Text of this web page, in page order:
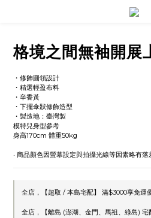
格境之間無袖開展
・修飾圓領設計
・精選輕盈布料
・辛香黃
・下擺傘狀修飾造型
・製造地：臺灣製
模特兒身型參考
身高170cm 體重50kg
‧ 商品顏色因螢幕設定與拍攝光線等因素略有
全店，【超取 / 本島宅配】 滿$3000享免運
全店，【離島 (澎湖、金門、馬祖、綠島)